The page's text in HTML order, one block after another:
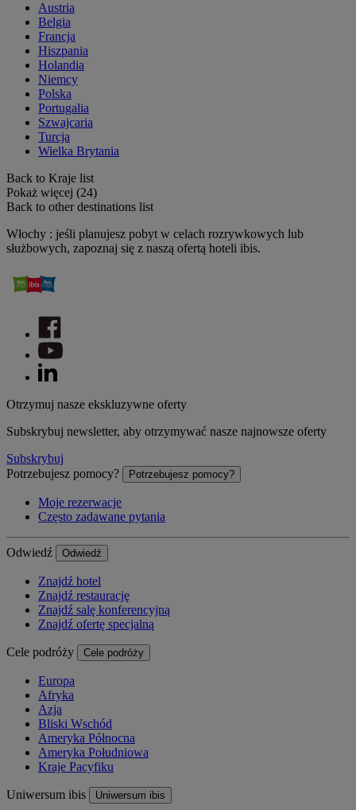
Austria
Belgia
Francja
Hiszpania
Holandia
Niemcy
Polska
Portugalia
Szwajcaria
Turcja
Wielka Brytania
Back to Kraje list
Pokaż więcej (24)
Back to other destinations list
Włochy : jeśli planujesz pobyt w celach rozrywkowych lub
służbowych, zapoznaj się z naszą ofertą hoteli ibis.
Otrzymuj nasze ekskluzywne oferty
Subskrybuj newsletter, aby otrzymywać nasze najnowsze oferty
Subskrybuj
Potrzebujesz pomocy?
Potrzebujesz pomocy?
Moje rezerwacje
Często zadawane pytania
Odwiedź Odwiedź
Znajdź hotel
Znajdź restaurację
Znajdź salę konferencyjną
Znajdź ofertę specjalną
Cele podróży Cele podróży
Europa
Afryka
Azja
Bliski Wschód
Ameryka Północna
Ameryka Południowa
Kraje Pacyfiku
Uniwersum ibis Uniwersum ibis